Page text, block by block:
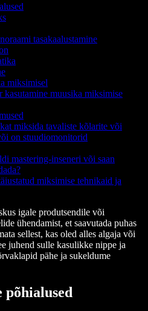
tasakaalustamine
miksimisel
muusika miksimise
miksida tavaliste kõlarite või
on stuudiomonitorid
mastering-inseneri või saan
miksimise tehnikaid ja
igale produtsendile või
ühendamist, et saavutada puhas
sellest, kas oled alles algaja või
juhend sulle kasulikke nippe ja
pähe ja sukeldume